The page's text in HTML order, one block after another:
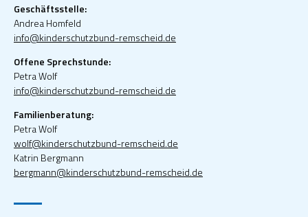
Geschäftsstelle:
Andrea Homfeld
info@kinderschutzbund-remscheid.de
Offene Sprechstunde:
Petra Wolf
info@kinderschutzbund-remscheid.de
Familienberatung:
Petra Wolf
wolf@kinderschutzbund-remscheid.de
Katrin Bergmann
bergmann@kinderschutzbund-remscheid.de